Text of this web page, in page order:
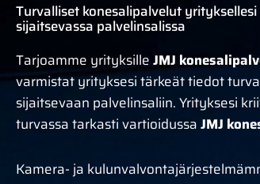
Turvalliset konesalipalvelut yrityksellesi
sijaitsevassa palvelinsalissa
Tarjoamme yrityksilleJMJ
varmistat yrityksesi tärkeät tiedot
sijaitsevaan palvelinsaliin. Yrityksesi
turvassa tarkasti vartioidussaJMJ
Kamera- ja